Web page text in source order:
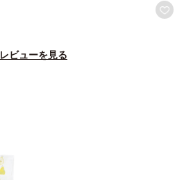
レビューを見る